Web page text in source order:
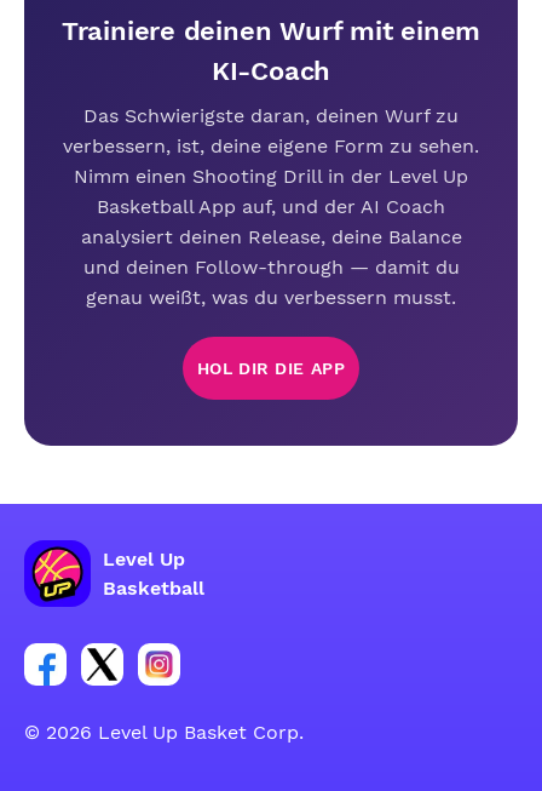
Trainiere deinen Wurf mit einem
KI-Coach
Das Schwierigste daran, deinen Wurf zu
verbessern, ist, deine eigene Form zu sehen.
Nimm einen Shooting Drill in der Level Up
Basketball App auf, und der AI Coach
analysiert deinen Release, deine Balance
und deinen Follow-through — damit du
genau weißt, was du verbessern musst.
HOL DIR DIE APP
Level Up
Basketball
Link zur Facebook-Gruppe
Link zum Tweeter-Account
Link zum Instagram-Account
© 2026 Level Up Basket Corp.